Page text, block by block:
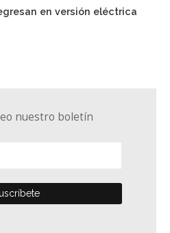
en versión eléctrica
nuestro boletín